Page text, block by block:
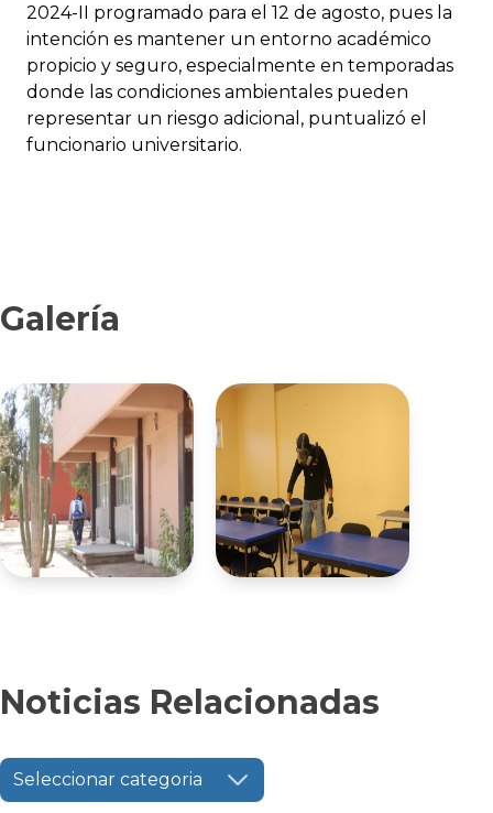
2024-II programado para el 12 de agosto, pues la
intención es mantener un entorno académico
propicio y seguro, especialmente en temporadas
donde las condiciones ambientales pueden
representar un riesgo adicional, puntualizó el
funcionario universitario.
Galería
Noticias Relacionadas
Seleccionar categoria